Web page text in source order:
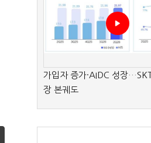
가입자 증가·AIDC 성장
장 본궤도